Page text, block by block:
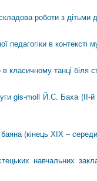
роботи з дітьми
в контексті
класичному танці біля
gis-moll Й.С. Баха
(кінець ХІХ –
навчальних